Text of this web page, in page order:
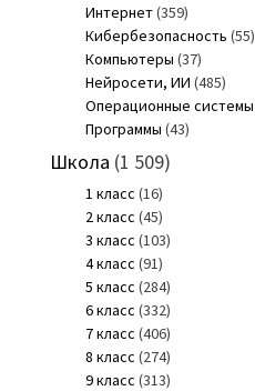
Интернет(359)
Кибербезопасность (55)
Компьютеры (37)
Нейросети, ИИ (485)
Операционные системы
Программы (43)
Школа (1 509)
1 класс (16)
2 класс (45)
3 класс (103)
4 класс (91)
5 класс (284)
6 класс (332)
7 класс (406)
8 класс (274)
9 класс (313)